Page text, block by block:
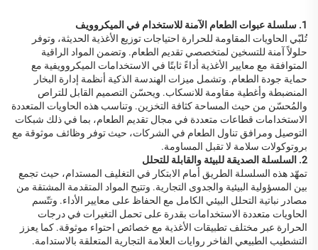
1. سلسلة عبوات الطعام الآمنة للاستخدام في الميكروويف
تُلبّي الحاويات المقاومة للحرارة احتياجات توزيع الأغذية الحديثة، وتوفر
حلولاً آمنة للتسخين لمتخصصي تقديم الطعام. وتضمن المواد الراقية
المتوافقة مع معايير الأغذية أداءً ثابتًا في الاستخدامات الميكروويفية مع
حماية جودة الطعام. وتشمل ميزات الهندسة الذكية أنظمة إدارة البخار
المنضبطة وأغطية مقاومة للانسكاب. ويحسّن التصميم القابل للتراص
والمُحسّن من حيث المساحة كثافة التخزين. وتناسب هذه الحاويات المتعددة
الاستخدامات قطاعات متعددة في مجال تقديم الطعام، بما في ذلك شبكات
التوصيل ومرافق تناول الطعام في الشركات، حيث توفر وظائف موثوقة مع
بروتوكولات سلامة لا تقبل المساومة.
2. السلسلة الصديقة للبيئة والقابلة للتحلل
تمهّد هذه السلسلة الطريق أمام الابتكار في التغليف المستدام، حيث تجمع
بين المسؤولية البيئية والجدوى التجارية. وتتيح المواد المتقدمة المشتقة من
مصادر نباتية التحلل البيئي الكامل مع الحفاظ على معايير الأداء. وتتّسم
الحاويات متعددة الاستخدامات بقدرة على تحمل التغيرات في درجات
الحرارة عبر مختلف تطبيقات الأغذية مع خصائص احتواء موثوقة. كما يعزز
التشطيب الطبيعي الفاخر روايات العلامة التجارية المتعلقة بالاستدامة.